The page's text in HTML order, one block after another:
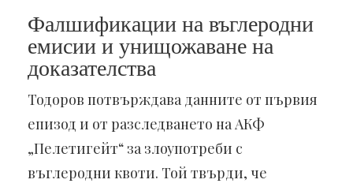
Фалшификации на въглеродни
емисии и унищожаване на
доказателства
Тодоров потвърждава данните от първия
епизод и от разследването на АКФ
„Пелетигейт“ за злоупотреби с
въглеродни квоти. Той твърди, че